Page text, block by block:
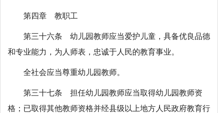
第四章 教职工
第三十六条 幼儿园教师应当爱护儿童，具备优良品德
和专业能力，为人师表，忠诚于人民的教育事业。
全社会应当尊重幼儿园教师。
第三十七条 担任幼儿园教师应当取得幼儿园教师资
格；已取得其他教师资格并经县级以上地方人民政府教育行